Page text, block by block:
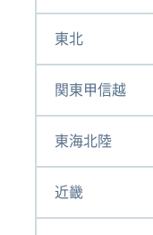
東北
関東甲信越
東海北陸
近畿